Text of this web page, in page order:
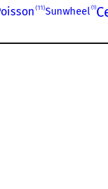
11 Sunwheel 1